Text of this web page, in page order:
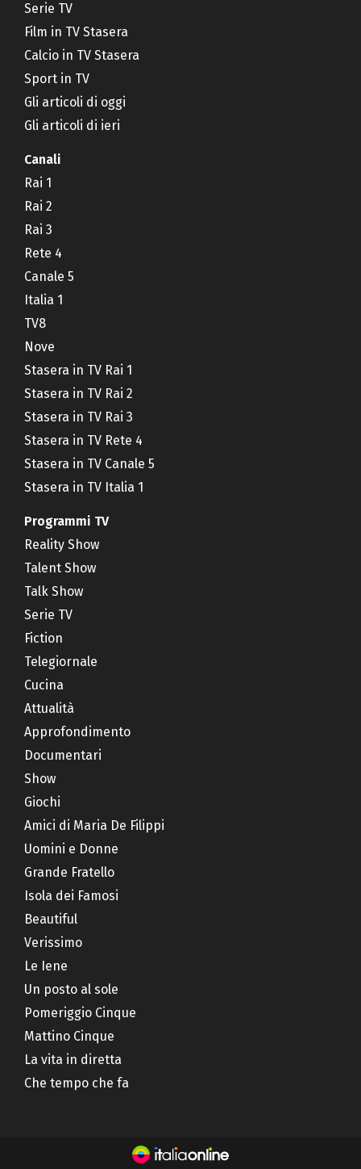
Serie TV
Film in TV Stasera
Calcio in TV Stasera
Sport in TV
Gli articoli di oggi
Gli articoli di ieri
Canali
Rai 1
Rai 2
Rai 3
Rete 4
Canale 5
Italia 1
TV8
Nove
Stasera in TV Rai 1
Stasera in TV Rai 2
Stasera in TV Rai 3
Stasera in TV Rete 4
Stasera in TV Canale 5
Stasera in TV Italia 1
Programmi TV
Reality Show
Talent Show
Talk Show
Serie TV
Fiction
Telegiornale
Cucina
Attualità
Approfondimento
Documentari
Show
Giochi
Amici di Maria De Filippi
Uomini e Donne
Grande Fratello
Isola dei Famosi
Beautiful
Verissimo
Le Iene
Un posto al sole
Pomeriggio Cinque
Mattino Cinque
La vita in diretta
Che tempo che fa